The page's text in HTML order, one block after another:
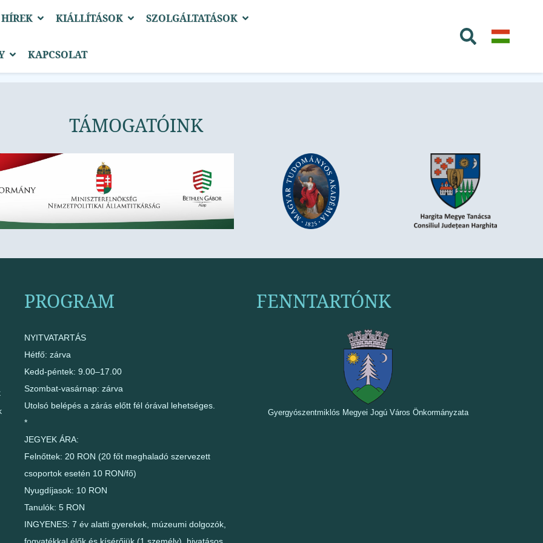
KIÁLLÍTÁSOK SZOLGÁLTATÁSOK
KAPCSOLAT
TÁMOGATÓINK
PROGRAM
NYITVATARTÁS
Hétfő: zárva
Kedd-péntek: 9.00–17.00
Szombat-vasárnap: zárva
Utolsó belépés a zárás előtt fél órával lehetséges.
*
JEGYEK ÁRA:
Felnőttek: 20 RON (20 főt meghaladó szervezett
csoportok esetén 10 RON/fő)
Nyugdíjasok: 10 RON
Tanulók: 5 RON
INGYENES: 7 év alatti gyerekek, múzeumi dolgozók,
FENNTARTÓNK
Gyergyószentmiklós Megyei Jogú Város Önkormányzata